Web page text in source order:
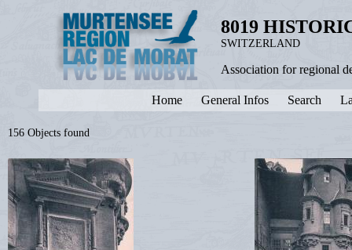
8019
SWITZERLAND
Association for regional
Home General Infos Search
156 Objects found